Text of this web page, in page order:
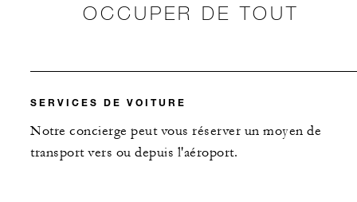
OCCUPER DE TOUT
SERVICES DE VOITURE
Notre concierge peut vous réserver un moyen de
transport vers ou depuis l'aéroport.